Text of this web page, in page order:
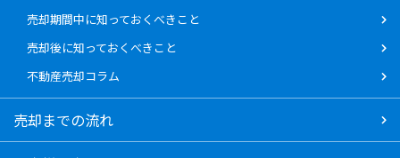
売却期間中に知っておくべきこと
売却後に知っておくべきこと
不動産売却コラム
売却までの流れ